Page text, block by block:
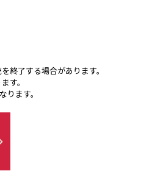
終了する場合があります。
す。
ます。